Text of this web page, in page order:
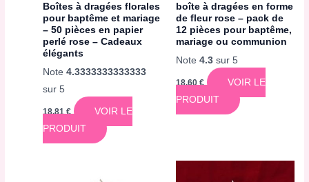
Boîtes à dragées florales
pour baptême et mariage
– 50 pièces en papier
perlé rose – Cadeaux
élégants
Note4.3333333333333
sur 5
18,81€
VOIR LE
PRODUIT
boîte à dragées en forme
de fleur rose – pack de
12 pièces pour baptême,
mariage ou communion
Note 4.3sur 5
18,60€
VOIR LE
PRODUIT